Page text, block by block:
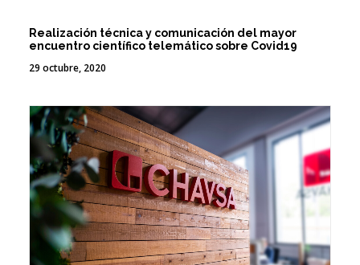
Realización técnica y comunicación del mayor
encuentro científico telemático sobre Covid19
29 octubre, 2020